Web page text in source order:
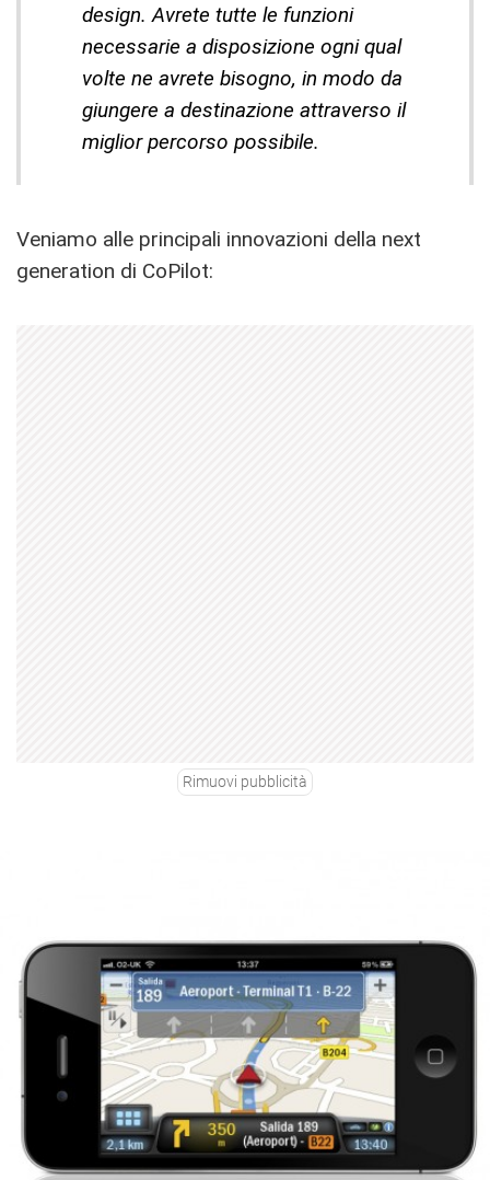
design. Avrete tutte le funzioni
necessarie a disposizione ogni qual
volte ne avrete bisogno, in modo da
giungere a destinazione attraverso il
miglior percorso possibile.
Veniamo alle principali innovazioni della next
generation di CoPilot:
Rimuovi pubblicità